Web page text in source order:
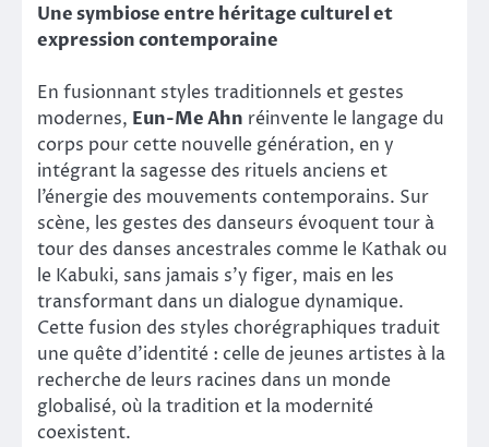
Une symbiose entre héritage culturel et
expression contemporaine
En fusionnant styles traditionnels et gestes
modernes, Eun-Me Ahn réinvente le langage du
corps pour cette nouvelle génération, en y
intégrant la sagesse des rituels anciens et
l’énergie des mouvements contemporains. Sur
scène, les gestes des danseurs évoquent tour à
tour des danses ancestrales comme le Kathak ou
le Kabuki, sans jamais s’y figer, mais en les
transformant dans un dialogue dynamique.
Cette fusion des styles chorégraphiques traduit
une quête d’identité : celle de jeunes artistes à la
recherche de leurs racines dans un monde
globalisé, où la tradition et la modernité
coexistent.